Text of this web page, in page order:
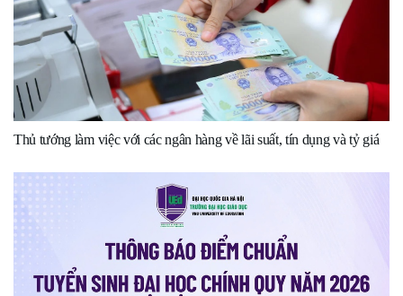
Thủ tướng làm việc với các ngân hàng về lãi suất, tín dụng và tỷ giá